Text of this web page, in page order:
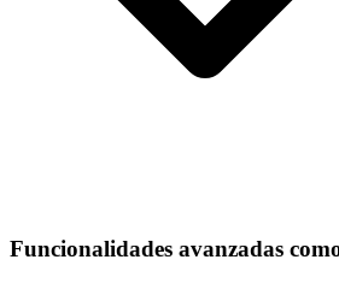
Funcionalidades avanzadas